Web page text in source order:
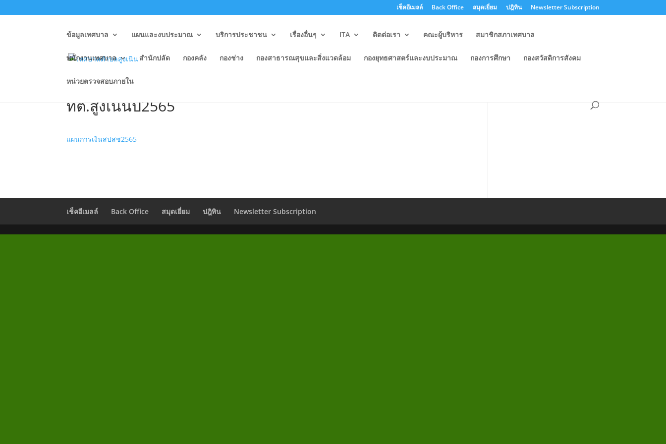
เช็คอีเมลล์ Back Office สมุดเยี่ยม ปฎิทิน Newsletter Subscription
ข้อมูลเทศบาล แผนและงบประมาณ บริการประชาชน เรื่องอื่นๆ ITA ติดต่อเรา คณะผู้บริหาร สมาชิกสภาเทศบาล
พนักงานเทศบาล สำนักปลัด กองคลัง กองช่าง กองสาธารณสุขและสิ่งแวดล้อม กองยุทธศาสตร์และงบประมาณ กองการศึกษา กองสวัสดิการสังคม
หน่วยตรวจสอบภายใน
ทต.สูงเนินปี2565
แผนการเงินสปสช2565
เช็คอีเมลล์ Back Office สมุดเยี่ยม ปฎิทิน Newsletter Subscription